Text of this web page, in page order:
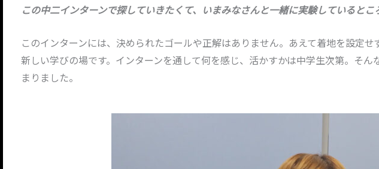
この中二インターンで探していきたくて、いまみなさんと一緒に実験しているとこ
このインターンには、決められたゴールや正解はありません。あえて着地を設定
新しい学びの場です。インターンを通して何を感じ、活かすかは中学生次第。そ
まりました。